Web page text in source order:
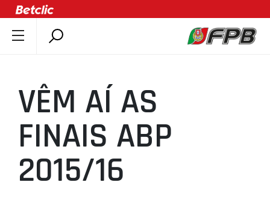
DOCUMENTOS
ÚLTIMAS
COMPETIÇÕES
ASSOCIAÇÕES
CLUBES
AGENTES
VÊM AÍ AS
FINAIS ABP
2015/16